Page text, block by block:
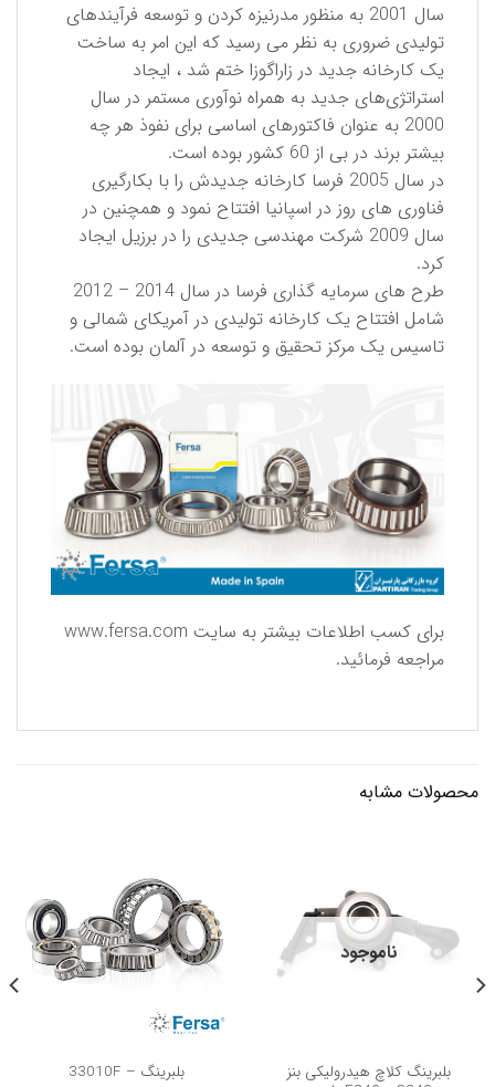
سال 2001 به منظور مدرنیزه کردن و توسعه فرآیندهای
تولیدی ضروری به نظر می رسید که این امر به ساخت
یک کارخانه جدید در زاراگوزا ختم شد ، ایجاد
استراتژی‌های جدید به همراه نوآوری مستمر در سال
2000 به عنوان فاکتورهای اساسی برای نفوذ هر چه
بیشتر برند در بی از 60 کشور بوده است.
در سال 2005 فرسا کارخانه جدیدش را با بکارگیری
فناوری های روز در اسپانیا افتتاح نمود و همچنین در
سال 2009 شركت مهندسی جدیدی را در برزیل ایجاد
کرد.
طرح های سرمایه گذاری فرسا در سال 2014 – 2012
شامل افتتاح یک کارخانه تولیدی در آمریکای شمالی و
تاسیس یک مرکز تحقیق و توسعه در آلمان بوده است.
برای كسب اطلاعات بیشتر به سایت www.fersa.com
مراجعه فرمائید.
محصولات مشابه
ناموجود
بلبرینگ کلاچ هیدرولیکی بنز
بلبرینگ – 33010F